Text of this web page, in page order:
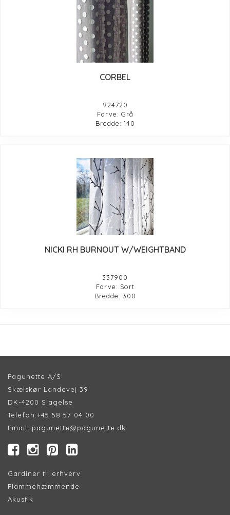
CORBEL
924720
Farve: Grå
Bredde: 140
NICKI RH BURNOUT W/WEIGHTBAND
337900
Farve: Sort
Bredde: 300
Pagunette A/S
Skælskør Landevej 39
DK-4200 Slagelse
Telefon:+45 58 57 04 00
Email: pagunette@pagunette.dk
Gardiner til erhverv
Flammehæmmende
Akustik